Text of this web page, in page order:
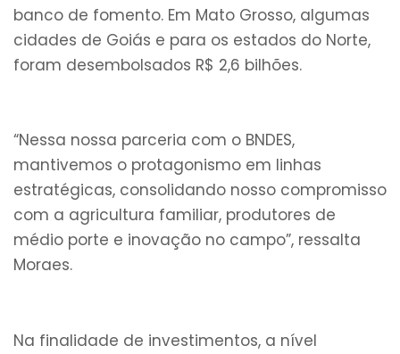
banco de fomento. Em Mato Grosso, algumas
cidades de Goiás e para os estados do Norte,
foram desembolsados R$ 2,6 bilhões.
“Nessa nossa parceria com o BNDES,
mantivemos o protagonismo em linhas
estratégicas, consolidando nosso compromisso
com a agricultura familiar, produtores de
médio porte e inovação no campo”, ressalta
Moraes.
Na finalidade de investimentos, a nível